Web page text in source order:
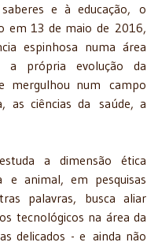
e à educação, o
em 13 de maio de 2016,
espinhosa numa área
a própria evolução da
mergulhou num campo
as ciências da saúde, a
a dimensão ética
animal, em pesquisas
palavras, busca aliar
tecnológicos na área da
delicados - e ainda não